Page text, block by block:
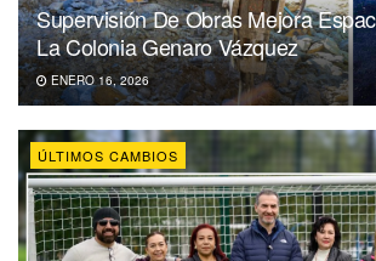
Supervisión De Obras Mejora
La Colonia Genaro Vázquez
ENERO 16, 2026
ÚLTIMOS CAMBIOS